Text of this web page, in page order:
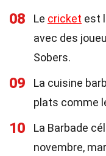
08 Le cricket est
avec des
Sobers.
09
La cuisine
plats comme
10
La Barbade
novembre,